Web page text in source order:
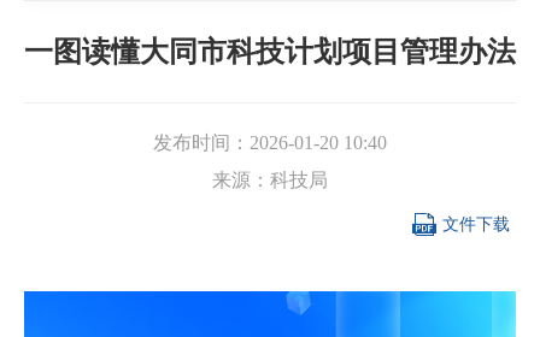
一图读懂大同市科技计划项目管理办法
发布时间： 2026-01-20 10:40
来源： 科技局
 文件下载